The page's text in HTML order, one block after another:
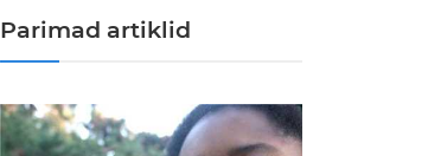
Parimad artiklid